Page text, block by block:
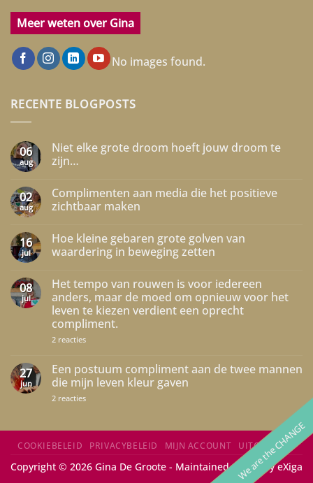
Meer weten over Gina
No images found.
RECENTE BLOGPOSTS
06
aug
Niet elke grote droom hoeft jouw droom te
zijn…
op
Niet
elke
hoeft
jouw
droom
02
aug
Complimenten aan media die het positieve
zichtbaar maken
op
Complimenten
aan
het
positieve
zichtbaar
maken
16
jul
Hoe kleine gebaren grote golven van
waardering in beweging zetten
op
Hoe
kleine
gebaren
grote
golven
van
beweging
zetten
08
jul
Het tempo van rouwen is voor iedereen
anders, maar de moed om opnieuw voor het
leven te kiezen verdient een oprecht
compliment.
2 reactiesop
van
rouwen
is
iedereen
de
om
voor
27
jun
Een postuum compliment aan de twee mannen
die mijn leven kleur gaven
2 reactiesop
aan
de
twee
mannen
die
COOKIEBELEID PRIVACYBELEID MIJN ACCOUNT UITCHECKEN
Copyright © 2026 Gina De Groote - Maintained with♥byeXiga
We are the CHANGE